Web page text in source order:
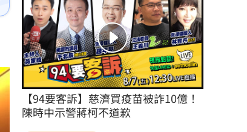
【94要客訴】慈濟買疫苗被詐10億！
陳時中示警蔣柯不道歉